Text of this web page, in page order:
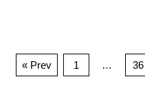
« Prev 1 … 36